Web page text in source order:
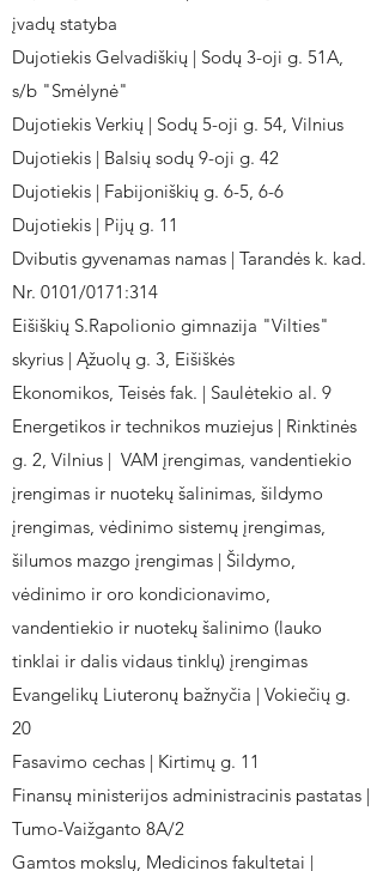
įvadų statyba
Dujotiekis Gelvadiškių | Sodų 3-oji g. 51A,
s/b "Smėlynė"
Dujotiekis Verkių | Sodų 5-oji g. 54, Vilnius
Dujotiekis | Balsių sodų 9-oji g. 42
Dujotiekis | Fabijoniškių g. 6-5, 6-6
Dujotiekis | Pijų g. 11
Dvibutis gyvenamas namas | Tarandės k. kad.
Nr. 0101/0171:314
Eišiškių S.Rapolionio gimnazija "Vilties"
skyrius | Ąžuolų g. 3, Eišiškės
Ekonomikos, Teisės fak. | Saulėtekio al. 9
Energetikos ir technikos muziejus | Rinktinės
g. 2, Vilnius | VAM įrengimas, vandentiekio
įrengimas ir nuotekų šalinimas, šildymo
įrengimas, vėdinimo sistemų įrengimas,
šilumos mazgo įrengimas | Šildymo,
vėdinimo ir oro kondicionavimo,
vandentiekio ir nuotekų šalinimo (lauko
tinklai ir dalis vidaus tinklų) įrengimas
Evangelikų Liuteronų bažnyčia | Vokiečių g.
20
Fasavimo cechas | Kirtimų g. 11
Finansų ministerijos administracinis pastatas |
Tumo-Vaižganto 8A/2
Gamtos mokslų, Medicinos fakultetai |